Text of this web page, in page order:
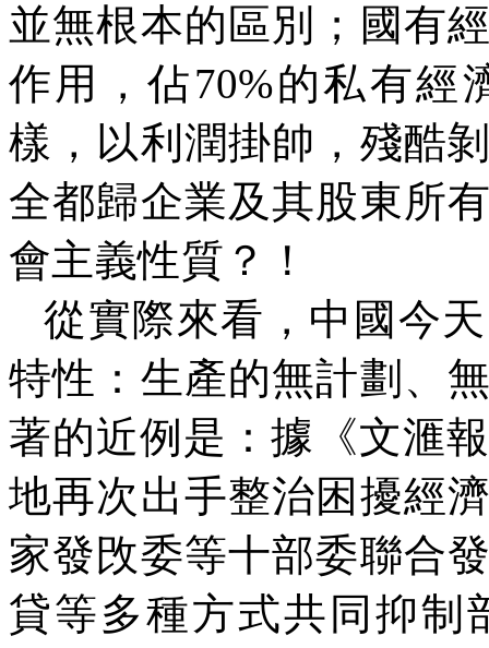
並無根本的區別；國有
作用，佔70%的私有經
樣，以利潤掛帥，殘酷
全都歸企業及其股東所
會主義性質？！
從實際來看，中國今
特性：生產的無計劃、
著的近例是：據《文滙
地再次出手整治困擾經
家發攺委等十部委聯合
貸等多種方式共同抑制